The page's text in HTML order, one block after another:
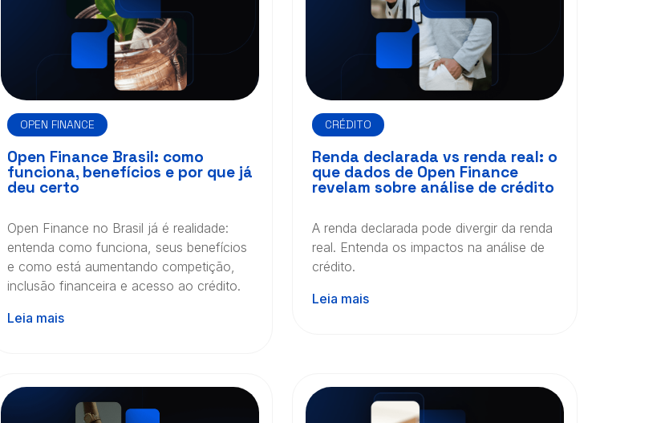
OPEN FINANCE
Open Finance Brasil: como
funciona, benefícios e por que já
deu certo
Open Finance no Brasil já é realidade:
entenda como funciona, seus benefícios
e como está aumentando competição,
inclusão financeira e acesso ao crédito.
Leia mais
CRÉDITO
Renda declarada vs renda real: o
que dados de Open Finance
revelam sobre análise de crédito
A renda declarada pode divergir da renda
real. Entenda os impactos na análise de
crédito.
Leia mais